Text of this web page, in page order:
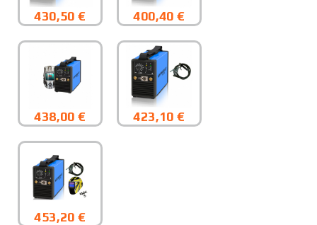
430,50 € 400,40 €
438,00 € 423,10 €
453,20 €